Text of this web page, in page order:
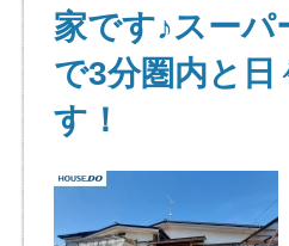
家です♪スー
で3分圏内と日
す！